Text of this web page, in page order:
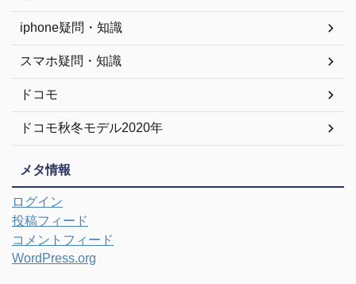
iphone疑問・知識
スマホ疑問・知識
ドコモ
ドコモ秋冬モデル2020年
メタ情報
ログイン
投稿フィード
コメントフィード
WordPress.org